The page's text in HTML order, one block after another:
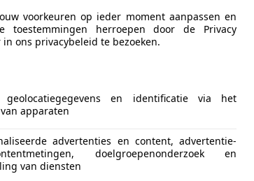
voorkeuren op ieder moment aanpassen en
toestemmingen herroepen door de Privacy
in ons privacybeleid te bezoeken.
geolocatiegegevens en identificatie via het
apparaten
advertenties en content, advertentie-
doelgroepenonderzoek en
van diensten